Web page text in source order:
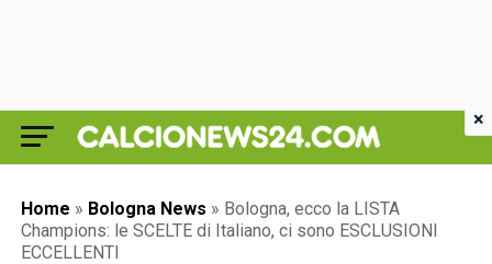
Home » Bologna News » Bologna, ecco la LISTA
Champions: le SCELTE di Italiano, ci sono ESCLUSIONI
ECCELLENTI
×